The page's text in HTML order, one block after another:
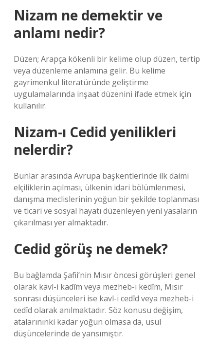
Nizam ne demektir ve
anlamı nedir?
Düzen; Arapça kökenli bir kelime olup düzen, tertip
veya düzenleme anlamına gelir. Bu kelime
gayrimenkul literatüründe geliştirme
uygulamalarında inşaat düzenini ifade etmek için
kullanılır.
Nizam-ı Cedid yenilikleri
nelerdir?
Bunlar arasında Avrupa başkentlerinde ilk daimi
elçiliklerin açılması, ülkenin idari bölümlenmesi,
danışma meclislerinin yoğun bir şekilde toplanması
ve ticari ve sosyal hayatı düzenleyen yeni yasaların
çıkarılması yer almaktadır.
Cedid görüş ne demek?
Bu bağlamda Şafii’nin Mısır öncesi görüşleri genel
olarak kavl-i kadîm veya mezheb-i kedîm, Mısır
sonrası düşünceleri ise kavl-i cedîd veya mezheb-i
cedîd olarak anılmaktadır. Söz konusu değişim,
atalarınınki kadar yoğun olmasa da, usul
düşüncelerinde de yansımıştır.